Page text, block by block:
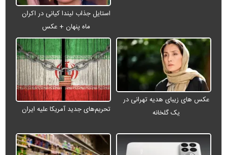
استایل جذاب لیندا کیانی در اکران
ماه پنهان + عکس
عکس های زیبای هدیه تهرانی در
یک گلخانه
تحریم‌های جدید آمریکا علیه ایران